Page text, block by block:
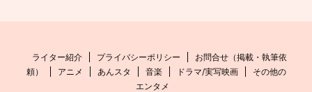
ライター紹介 プライバシーポリシー
お問合せ（掲載・執筆依
頼）
アニメ あんスタ 音楽 ドラマ/実写映画
その他の
エンタメ